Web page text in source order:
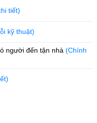
tiết)
kỹ thuật)
người đến tận nhà (Chính